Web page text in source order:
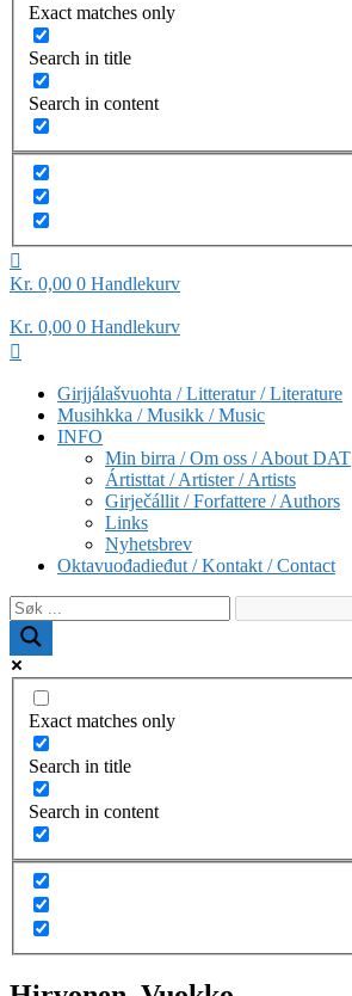
Exact matches only
Search in title
Search in content
Kr 0,00 0 Handlekurv
Kr 0,00 0 Handlekurv
Girjjálašvuohta / Litteratur / Literature
Musihkka / Musikk / Music
INFO
Min birra / Om oss / About DAT
Ártisttat / Artister / Artists
Girječállit / Forfattere / Authors
Links
Nyhetsbrev
Oktavuođadieđut / Kontakt / Contact
Exact matches only
Search in title
Search in content